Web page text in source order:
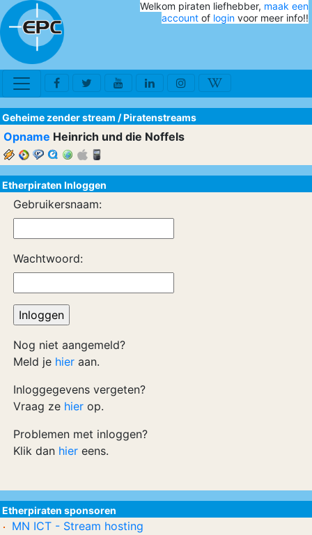
Welkom piraten liefhebber, maak een
account of login voor meer info!!
Geheime zender stream /Piratenstreams
Opname Heinrich und die Noffels
Etherpiraten Inloggen
Gebruikersnaam:
Wachtwoord:
Nog niet aangemeld?
Meld je hier aan.
Inloggegevens vergeten?
Vraag ze hier op.
Problemen met inloggen?
Klik dan hier eens.
Etherpiraten sponsoren
MN ICT - Stream hosting